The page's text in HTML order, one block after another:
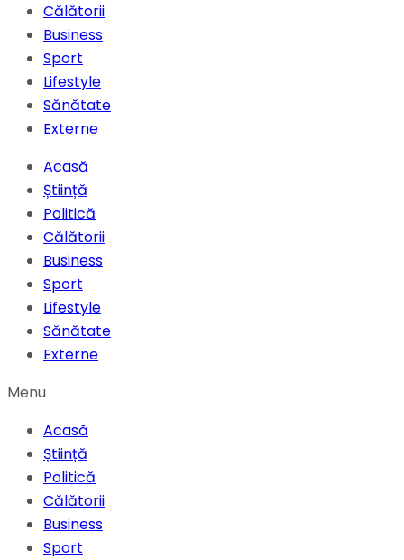
Călătorii
Business
Sport
Lifestyle
Sănătate
Externe
Acasă
Știință
Politică
Călătorii
Business
Sport
Lifestyle
Sănătate
Externe
Menu
Acasă
Știință
Politică
Călătorii
Business
Sport